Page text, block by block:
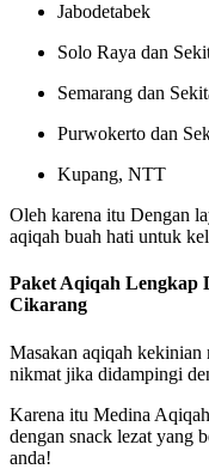
Jabodetabek
Solo Raya dan
Semarang dan
Purwokerto dan
Kupang, NTT
Oleh karena itu Dengan
aqiqah buah hati untuk
Paket Aqiqah Lengkap
Cikarang
Masakan aqiqah kekinian
nikmat jika didampingi
Karena itu Medina
dengan snack lezat yang
anda!